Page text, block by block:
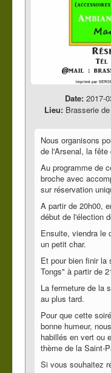
Date: 2017-
Lieu:Brasserie de
Nous organisons
de l'Arsenal, la
Au programme de
broche avec
sur réservation
A partir de 20h00,
début de l'élection
Ensuite, viendra le
un petit char.
Et pour bien finir la
Tongs" à partir de
La fermeture de la
au plus tard.
Pour que cette
bonne humeur,
habillés en vert ou
thème de la Saint-
Si vous souhaitez